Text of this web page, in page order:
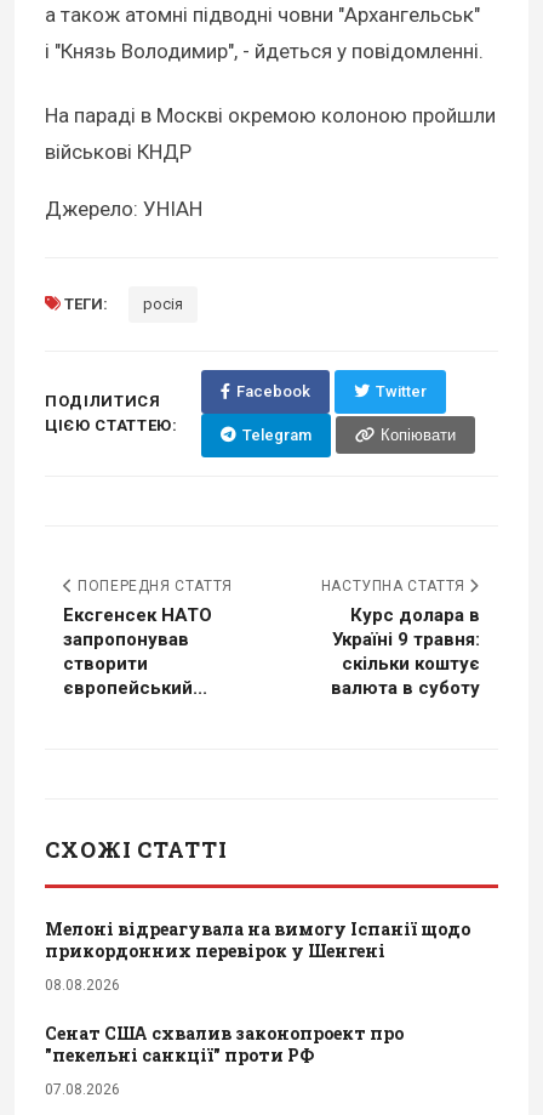
а також атомні підводні човни "Архангельськ"
і "Князь Володимир", - йдеться у повідомленні.
На параді в Москві окремою колоною пройшли
військові КНДР
Джерело: УНІАН
ТЕГИ: росія
ПОДІЛИТИСЯ
ЦІЄЮ СТАТТЕЮ:
Facebook Twitter
Telegram Копіювати
ПОПЕРЕДНЯ СТАТТЯ
Ексгенсек НАТО
запропонував
створити
європейський...
НАСТУПНА СТАТТЯ
Курс долара в
Україні 9 травня:
скільки коштує
валюта в суботу
СХОЖІ СТАТТІ
Мелоні відреагувала на вимогу Іспанії щодо
прикордонних перевірок у Шенгені
08.08.2026
Сенат США схвалив законопроект про
"пекельні санкції" проти РФ
07.08.2026